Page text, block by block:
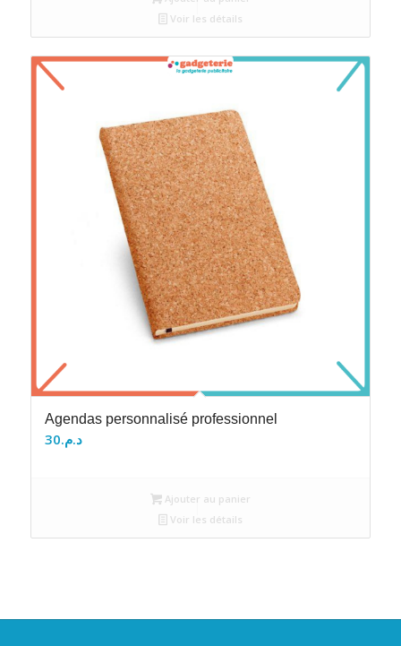
Voir les détails
Agendas personnalisé professionnel
د.م.30
Ajouter au panier
Voir les détails